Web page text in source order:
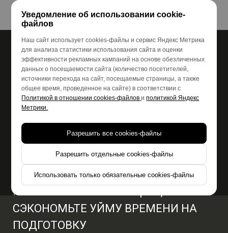
Уведомление об использовании cookie-
файлов
Наш сайт использует cookies-файлы и сервис Яндекс Метрика
для анализа статистики использования сайта и оценки
эффективности рекламных кампаний на основе обезличенных
данных о посещаемости сайта (количество посетителей,
источники перехода на сайт, посещаемые страницы, а также
общее время, проведенное на сайте) в соответствии с
Политикой в отношении cookies-файловиполитикой Яндекс
Метрики.
Разрешить все cookies-файлы
Разрешить отдельные cookies-файлы
Использовать только обязательные cookies-файлы
Организуем яркий
День Рождения в
Екатеринбурге
«под ключ»
ПОДАРИТЕ СЕБЕ И ДРУЗЬЯМ
НЕЗАБЫВАЕМЫЕ ЭМОЦИИ , И
СЭКОНОМЬТЕ УЙМУ ВРЕМЕНИ НА
ПОДГОТОВКУ